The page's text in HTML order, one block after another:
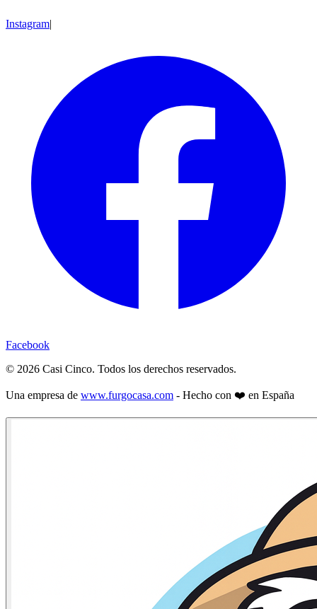
Instagram|
Facebook
© 2026 Casi Cinco. Todos los derechos reservados.
Una empresa de www.furgocasa.com - Hecho con ❤️ en España